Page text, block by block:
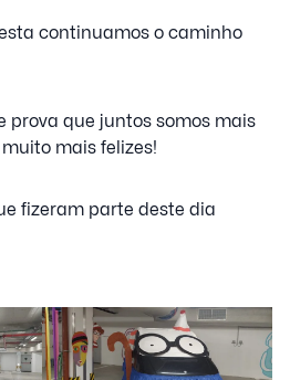
continuamos o caminho
prova que juntos somos mais
mais felizes!
fizeram parte deste dia